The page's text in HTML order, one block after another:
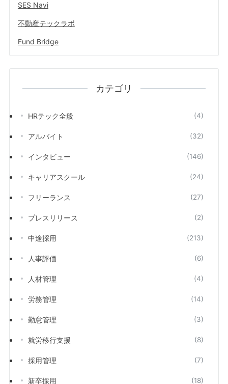
SES Navi
不動産テックラボ
Fund Bridge
カテゴリ
HRテック全般 (4)
アルバイト (32)
インタビュー (146)
キャリアスクール (24)
フリーランス (27)
プレスリリース (2)
中途採用 (213)
人事評価 (6)
人材管理 (4)
労務管理 (14)
勤怠管理 (3)
就労移行支援 (8)
採用管理 (7)
新卒採用 (18)